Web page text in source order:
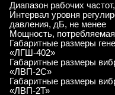
Диапазон рабочих
Интервал уровня
давления, дБ, не менее
Мощность,
Габаритные размеры
«ЛГШ-402»
Габаритные размеры
«ЛВП-2С»
Габаритные размеры
«ЛВП-2Т»